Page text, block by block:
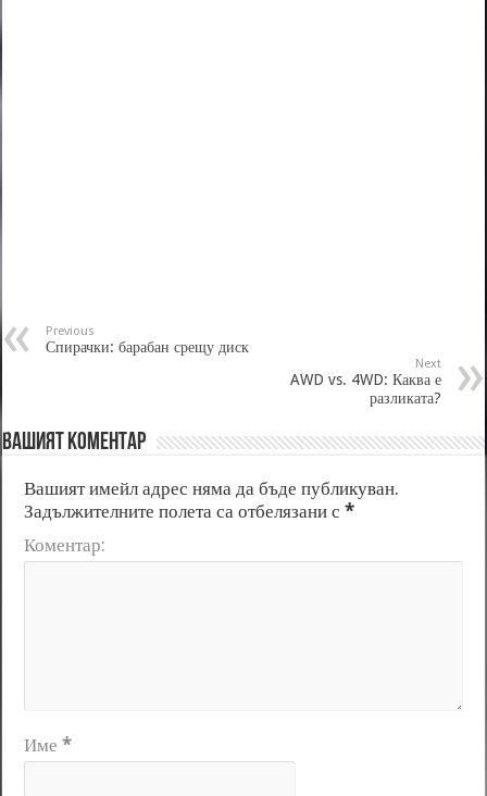
Previous
Спирачки: барабан срещу диск
Next
AWD vs. 4WD: Каква е
разликата?
Вашият коментар
Вашият имейл адрес няма да бъде публикуван.
Задължителните полета са отбелязани с*
Коментар:
Име*